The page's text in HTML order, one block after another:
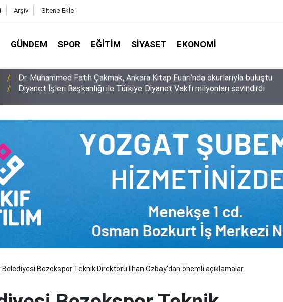
Arşiv Sitene Ekle
GÜNDEM SPOR EĞITIM SIYASET EKONOMI
Diyanet İşleri Başkanlığı ile Türkiye Diyanet Vakfı milyonları sevindirdi
Bozokspor Teknik Direktörü İlhan Özbay'dan önemli açıklamalar